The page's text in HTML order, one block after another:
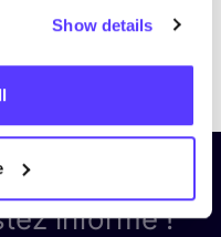
Show details
lettre
informé !